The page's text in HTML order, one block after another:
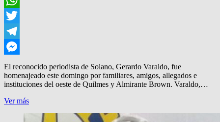
WhatsApp
Twitter
Telegram
Messenger
El reconocido periodista de Solano, Gerardo Varaldo, fue
homenajeado este domingo por familiares, amigos, allegados e
instituciones del oeste de Quilmes y Almirante Brown. Varaldo,…
Ver másALIENTO